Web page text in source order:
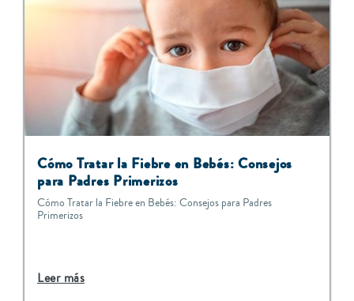
Cómo Tratar la Fiebre en Bebés: Consejos
para Padres Primerizos
Cómo Tratar la Fiebre en Bebés: Consejos para Padres
Primerizos
Leer más